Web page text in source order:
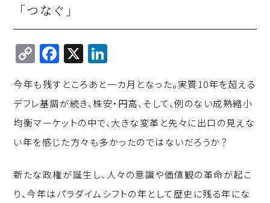
「つなぐ」
C
o
p
y
Li
n
k
F
a
c
e
b
o
o
k
X
k
e
d
I
n
今年も残すところあと一カ月となった。実質10年を超える
デフレ基調が続き、株安・円高、そして、例のない成熟縮小
均衡マーケットの中で、大きな変革と先々に出口の見えな
い年を感じた方々も多かったのではないだろうか？
新たな政権が誕生し、人々の意識や価値観の革命が起こ
り、今年はパラダイムシフトの年として歴史に残る年にな